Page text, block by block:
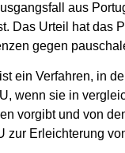
aus
Das Urteil hat das
gegen
ist ein Verfahren, in
wenn sie in
vorgibt und von
zur Erleichterung